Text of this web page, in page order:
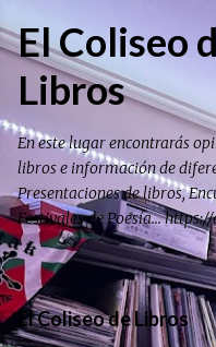
Ir al
El Coliseo
Libros
En este lugar encontrarás
libros e información de
Presentaciones de libros,
Festivales de Poesía...
El Coliseo de Libros